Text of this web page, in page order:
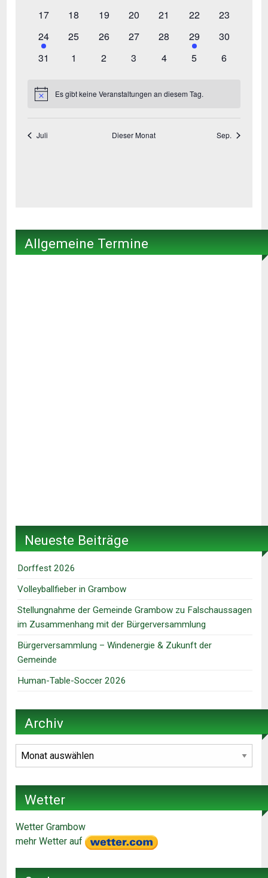
Allgemeine Termine
Neueste Beiträge
Dorffest 2026
Volleyballfieber in Grambow
Stellungnahme der Gemeinde Grambow zu Falschaussagen
im Zusammenhang mit der Bürgerversammlung
Bürgerversammlung – Windenergie & Zukunft der
Gemeinde
Human-Table-Soccer 2026
Archiv
Archiv
Wetter
Wetter Grambow
mehr Wetter auf